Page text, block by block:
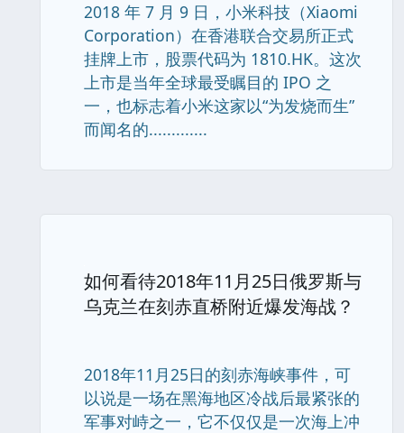
2018 年 7 月 9 日，小米科技（Xiaomi
Corporation）在香港联合交易所正式
挂牌上市，股票代码为 1810.HK。这次
上市是当年全球最受瞩目的 IPO 之
一，也标志着小米这家以“为发烧而生”
而闻名的.............
如何看待2018年11月25日俄罗斯与
乌克兰在刻赤直桥附近爆发海战？
2018年11月25日的刻赤海峡事件，可
以说是一场在黑海地区冷战后最紧张的
军事对峙之一，它不仅仅是一次海上冲